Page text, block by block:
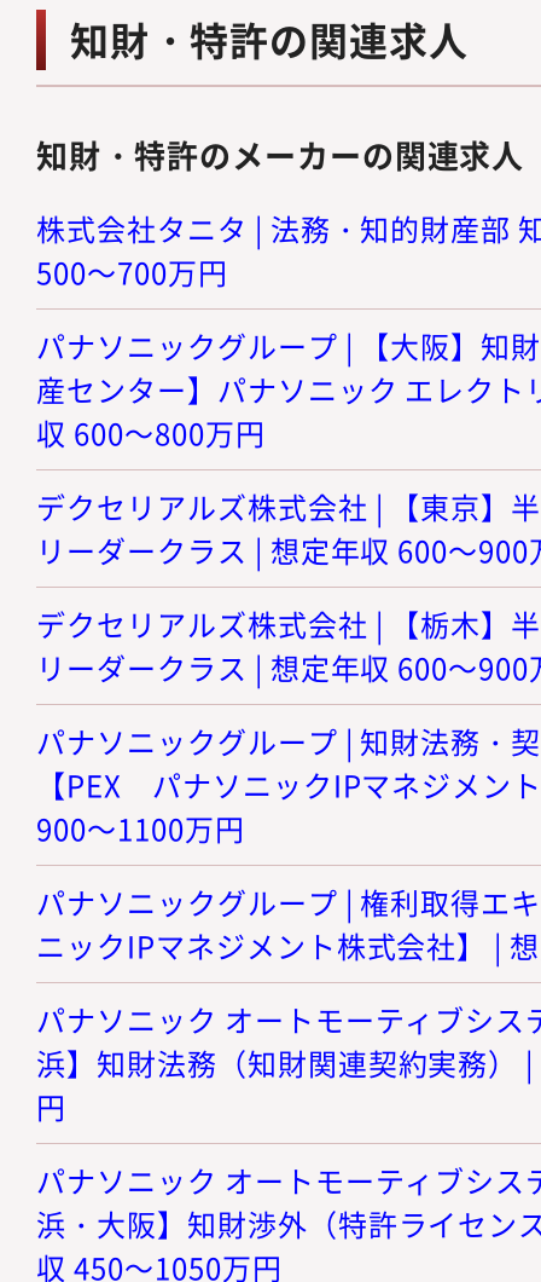
知財・特許の関連求人
知財・特許のメーカーの関連求人
株式会社タニタ | 法務・知的財産部
500～700万円
パナソニックグループ | 【大阪】知
産センター】パナソニック エレクト
収 600～800万円
デクセリアルズ株式会社 | 【東京】
リーダークラス | 想定年収 600～900
デクセリアルズ株式会社 | 【栃木】
リーダークラス | 想定年収 600～900
パナソニックグループ | 知財法務・
【PEX パナソニックIPマネジメン
900～1100万円
パナソニックグループ | 権利取得エ
ニックIPマネジメント株式会社】 |
パナソニック オートモーティブシス
浜】知財法務（知財関連契約実務）
円
パナソニック オートモーティブシス
浜・大阪】知財渉外（特許ライセン
収 450～1050万円